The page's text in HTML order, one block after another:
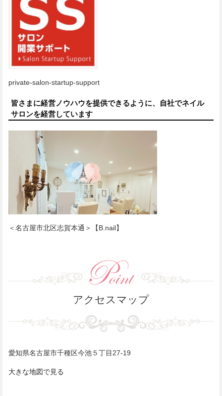
private-salon-startup-support
皆さまに経営ノウハウを提供できるように、自社でネイル
サロンを経営しています
＜名古屋市北区志賀本通＞【B.nail】
アクセスマップ
愛知県名古屋市千種区今池５丁目27-19
大きな地図で見る